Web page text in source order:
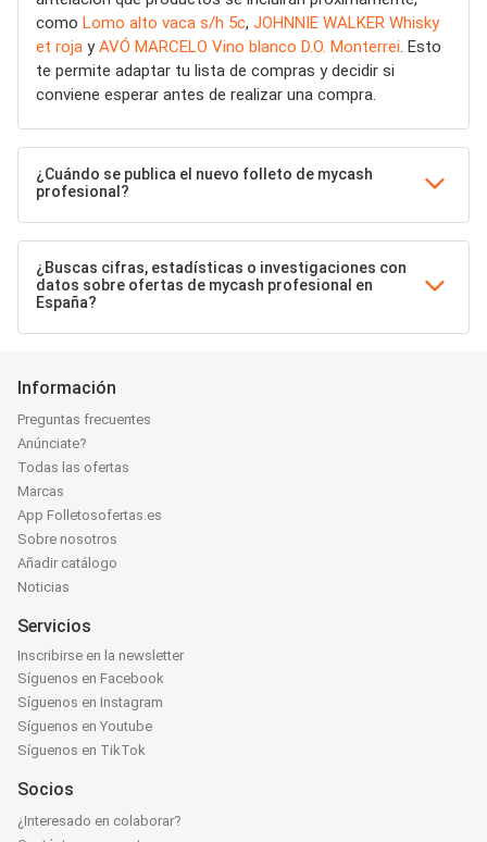
como Lomo alto vaca s/h 5c, JOHNNIE WALKER Whisky
et roja yAVÓ MARCELO Vino blanco D.O. Monterrei. Esto
te permite adaptar tu lista de compras y decidir si
conviene esperar antes de realizar una compra.
¿Cuándo se publica el nuevo folleto de mycash
profesional?
¿Buscas cifras, estadísticas o investigaciones con
datos sobre ofertas de mycash profesional en
España?
Información
Preguntas frecuentes
Anúnciate?
Todas las ofertas
Marcas
App Folletosofertas.es
Sobre nosotros
Añadir catálogo
Noticias
Servicios
Inscribirse en la newsletter
Síguenos en Facebook
Síguenos en Instagram
Síguenos en Youtube
Síguenos en TikTok
Socios
¿Interesado en colaborar?